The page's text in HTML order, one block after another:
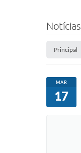
Notícias
Principal
MAR
17